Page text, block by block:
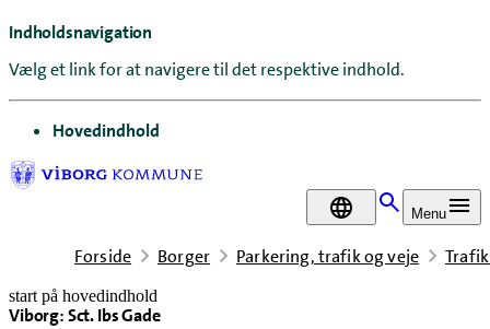
Indholdsnavigation
Vælg et link for at navigere til det respektive indhold.
gå til
Hovedindhold
DA Menu
Forside Borger Parkering, trafik og veje
start på hovedindhold
Viborg: Sct. Ibs Gade
senest opdateret 7. august 2026